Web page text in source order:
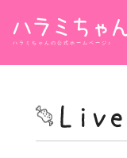
content
ハラミちゃんの公式ホームページ♪